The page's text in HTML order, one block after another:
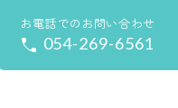
お電話でのお問い合わせ
054-269-6561